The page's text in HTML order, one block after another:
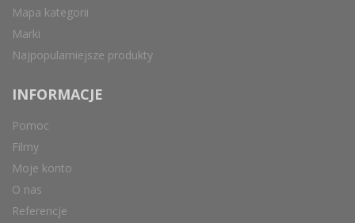
Mapa kategorii
Marki
Najpopularniejsze produkty
INFORMACJE
Pomoc
Filmy
Moje konto
O nas
Referencje